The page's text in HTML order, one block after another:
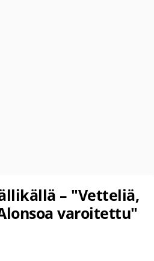
– "Vetteliä,
varoitettu"